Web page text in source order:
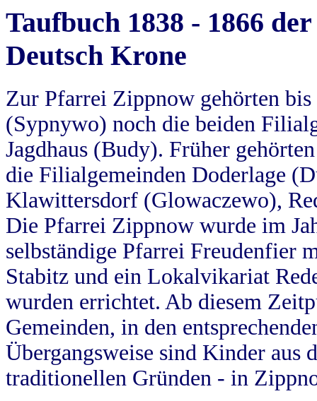
Taufbuch 1838 - 1866
Deutsch Krone
Zur Pfarrei Zippnow gehörten
(Sypnywo) noch die beiden
Jagdhaus (Budy). Früher
die Filialgemeinden Doderlage
Klawittersdorf (Glowaczewo),
Die Pfarrei Zippnow wurde im
selbständige Pfarrei Freudenfier
Stabitz und ein Lokalvikariat
wurden errichtet. Ab diesem
Gemeinden, in den
Übergangsweise sind Kinder aus
traditionellen Gründen - in